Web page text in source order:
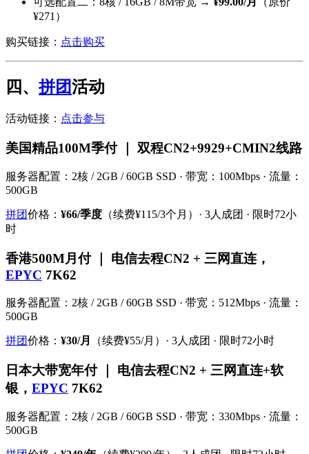
¥271）
购买链接： 点击购买
四、拼团活动
活动链接： 点击参与
美国精品100M季付 ｜ 双程CN2+9929+CMIN2线路
服务器配置：2核 / 2GB / 60GB SSD · 带宽：100Mbps · 流量：
500GB
拼团价格： ¥66/季度 （续费¥115/3个月）· 3人成团 · 限时72小
时
香港500M月付 ｜ 电信去程CN2 + 三网直连，
EPYC 7K62
服务器配置：2核 / 2GB / 60GB SSD · 带宽：512Mbps · 流量：
500GB
拼团价格： ¥30/月 （续费¥55/月）· 3人成团 · 限时72小时
日本大带宽年付 ｜ 电信去程CN2 + 三网直连+软
银， EPYC 7K62
服务器配置：2核 / 2GB / 60GB SSD · 带宽：330Mbps · 流量：
500GB